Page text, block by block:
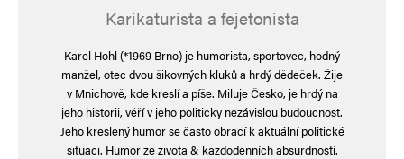
Karikaturista a fejetonista
Karel Hohl (*1969 Brno) je humorista, sportovec, hodný
manžel, otec dvou šikovných kluků a hrdý dědeček. Žije
v Mnichově, kde kreslí a píše. Miluje Česko, je hrdý na
jeho historii, věří v jeho politicky nezávislou budoucnost.
Jeho kreslený humor se často obrací k aktuální politické
situaci. Humor ze života & každodenních absurdností.